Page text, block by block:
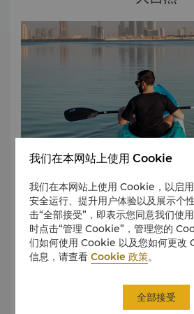
Qasr Al Watan
Qasr Al Watan是一处宏伟的文化地标
这座宫殿的建筑和设计精巧别致，致敬
部陈列丰富的展品，设有经
民俗村
游客们在民俗村可了解贝都因人的生活
比悠久的历史中扮演了重
织。传统工匠甚至会让游客们亲手体验
博物馆适合欣赏当地手
无论是在公园里悠闲散步，还是观赏壮
可为大自然热爱者提供各种服务。远
假，享受骑马的幸福时光，划着皮划艇
大自然的鬼斧神工，或者在沙滩上尽情
沙漠巡游
我们在本网站上使用 Cookie
我们在本网站上使用 Cookie，以启
安全运行、提升用户体验以及展示个
击“全部接受”，即表示您同意我们使
时点击“管理 Cookie”，管理您的
们如何使用 Cookie 以及您如何更改
信息，请查看Cookie 政策。
全部接受